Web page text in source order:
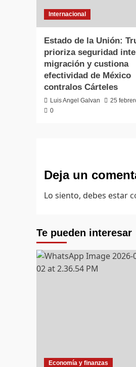
Internacional
Estado de la Unión:
prioriza seguridad
migración y custiona
efectividad de México
contralos Cárteles
Luis Angel Galvan
25
0
Deja un
Lo siento, debes estar
Te pueden interesar
Economía y finanzas